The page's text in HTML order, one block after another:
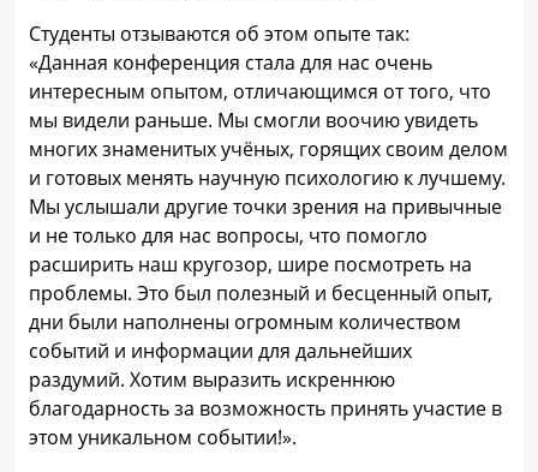
Студенты отзываются об этом опыте так:
«Данная конференция стала для нас очень
интересным опытом, отличающимся от того, что
мы видели раньше. Мы смогли воочию увидеть
многих знаменитых учёных, горящих своим делом
и готовых менять научную психологию к лучшему.
Мы услышали другие точки зрения на привычные
и не только для нас вопросы, что помогло
расширить наш кругозор, шире посмотреть на
проблемы. Это был полезный и бесценный опыт,
дни были наполнены огромным количеством
событий и информации для дальнейших
раздумий. Хотим выразить искреннюю
благодарность за возможность принять участие в
этом уникальном событии!».